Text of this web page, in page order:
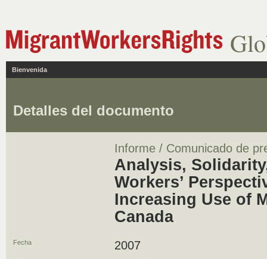
Bienvenida
Detalles del documento
Informe / Comunicado de
Analysis,
Workers’
Increasing Use of
Canada
Fecha 2007